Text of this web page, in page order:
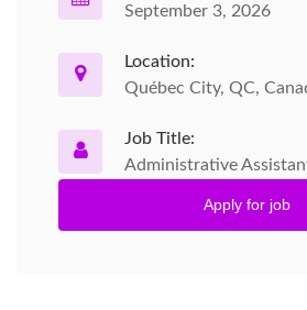
September 3, 2026
Location:
Québec City, QC,
Job Title:
Administrative
Apply for job